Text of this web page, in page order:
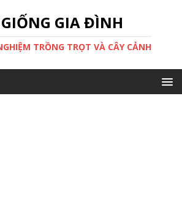
GIA ĐÌNH
TRỒNG TRỌT VÀ CÂY CẢNH